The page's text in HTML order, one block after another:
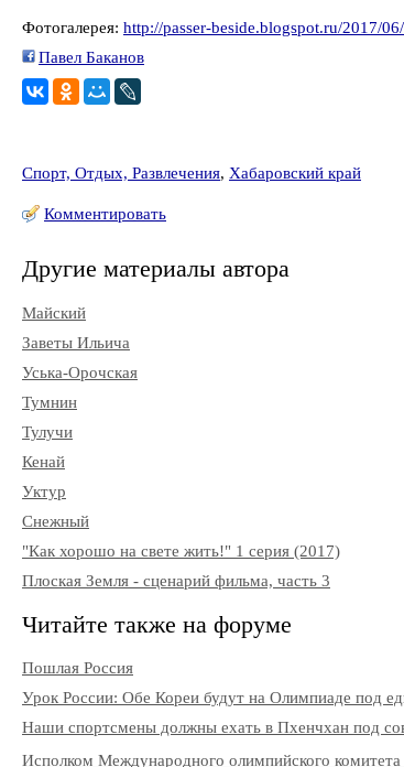
Фотогалерея: http://passer-beside.blogspot.ru/2017/
Павел Баканов
Спорт, Отдых, Развлечения, Хабаровский край
Комментировать
Другие материалы автора
Майский
Заветы Ильича
Уська-Орочская
Тумнин
Тулучи
Кенай
Уктур
Снежный
"Как хорошо на свете жить!" 1 серия (2017)
Плоская Земля - сценарий фильма, часть 3
Читайте также на форуме
Пошлая Россия
Урок России: Обе Кореи будут на Олимпиаде под
Наши спортсмены должны ехать в Пхенчхан под
Исполком Международного олимпийского